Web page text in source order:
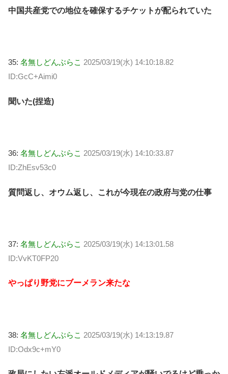
中国共産党での地位を確保するチケットが配られていた
35: 名無しどんぶらこ 2025/03/19(水) 14:10:18.82
ID:GcC+Aimi0
聞いた(捏造)
36: 名無しどんぶらこ 2025/03/19(水) 14:10:33.87
ID:ZhEsv53c0
質問返し、オウム返し、これが今現在の政府与党の仕事
37: 名無しどんぶらこ 2025/03/19(水) 14:13:01.58
ID:VvKT0FP20
やっぱり野党にブーメラン来たな
38: 名無しどんぶらこ 2025/03/19(水) 14:13:19.87
ID:Odx9c+mY0